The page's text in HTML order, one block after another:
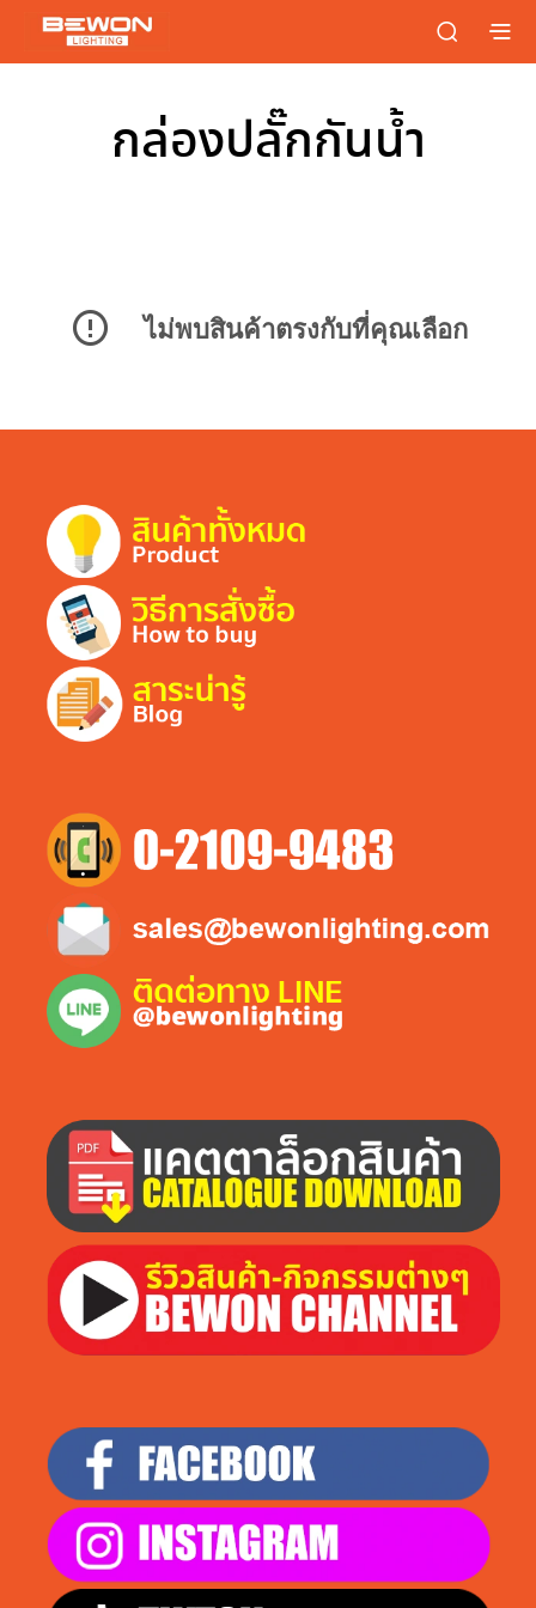
กล่องปลั๊กกันน้ำ
ไม่พบสินค้าตรงกับที่คุณเลือก